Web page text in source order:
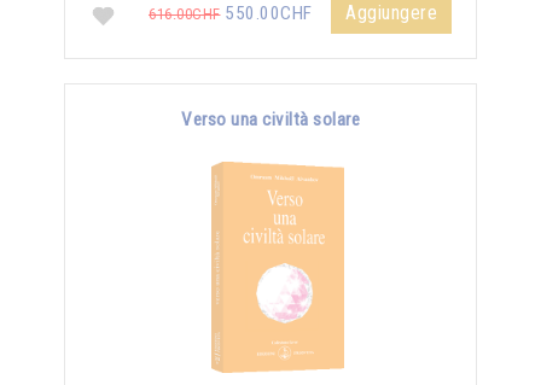
616.00CHF550.00CHF Aggiungere
Verso una civiltà solare